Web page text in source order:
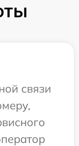
связи